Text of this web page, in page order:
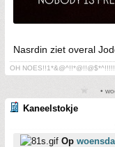
Nasrdin ziet overal
OH
•
Kaneelstokje
Op